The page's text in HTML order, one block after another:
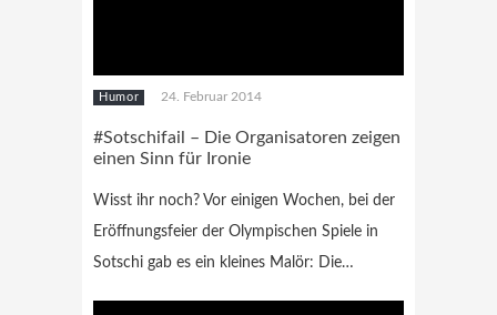
Humor 24. Februar 2014
#Sotschifail – Die Organisatoren zeigen
einen Sinn für Ironie
Wisst ihr noch? Vor einigen Wochen, bei der
Eröffnungsfeier der Olympischen Spiele in
Sotschi gab es ein kleines Malör: Die…